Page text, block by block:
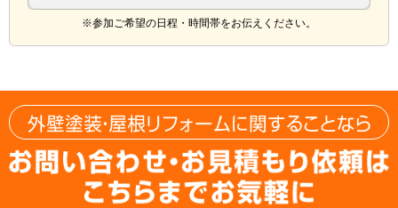
※参加ご希望の日程・時間帯をお伝えください。